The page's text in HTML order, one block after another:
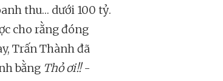
thu… dưới 100 tỷ.
cho rằng đóng
Trấn Thành đã
bằng Thỏ ơi!!-